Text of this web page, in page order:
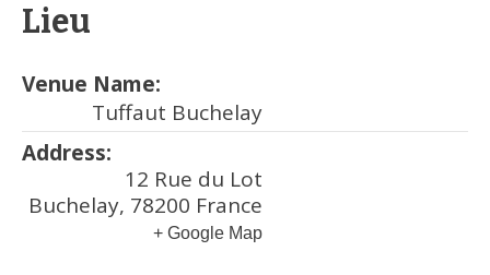
Lieu
Venue Name:
Tuffaut Buchelay
Address:
12 Rue du Lot
Buchelay, 78200 France
+ Google Map